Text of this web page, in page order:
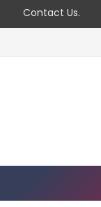
Contact Us.